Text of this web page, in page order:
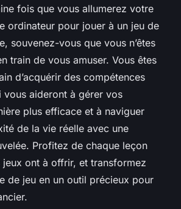
fois que vous allumerez votre
ordinateur pour jouer à un jeu de
souvenez-vous que vous n’êtes
train de vous amuser. Vous êtes
d’acquérir des compétences
vous aideront à gérer vos
plus efficace et à naviguer
de la vie réelle avec une
Profitez de chaque leçon
jeux ont à offrir, et transformez
de jeu en un outil précieux pour